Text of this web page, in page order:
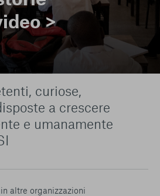
>
curiose,
a crescere
e umanamente
altre organizzazioni